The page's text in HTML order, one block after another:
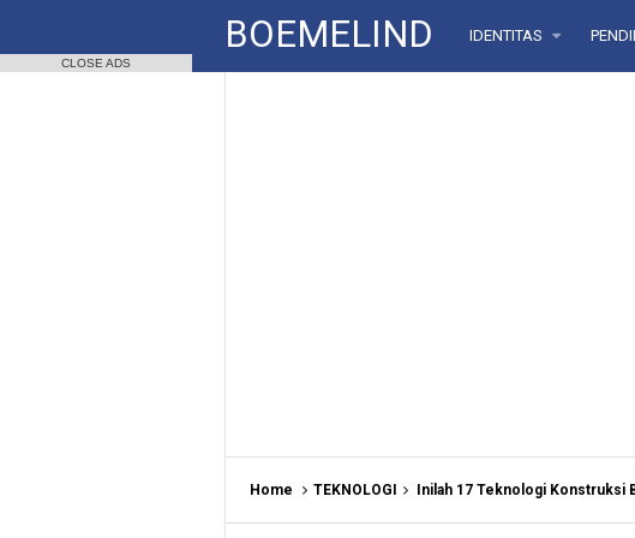
BOEMELIND IDENTITAS
Home TEKNOLOGI Inilah 17 Teknologi Konstruksi
CLOSE ADS